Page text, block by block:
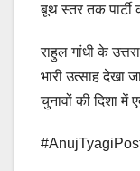
बूथ स्तर तक पार्टी
राहुल गांधी के
भारी उत्साह देखा
चुनावों की दिशा में